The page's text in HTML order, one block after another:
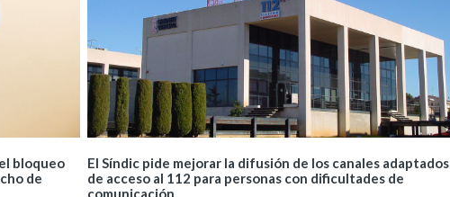
bloqueo
de
El Síndic pide mejorar la difusión de los canales adaptados
de acceso al 112 para personas con dificultades de
comunicación